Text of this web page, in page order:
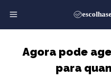
para
o
Agora pode
para